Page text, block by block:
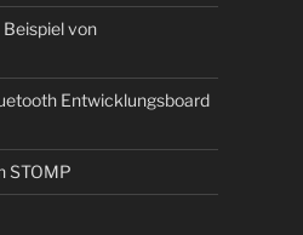
von
Entwicklungsboard
STOMP